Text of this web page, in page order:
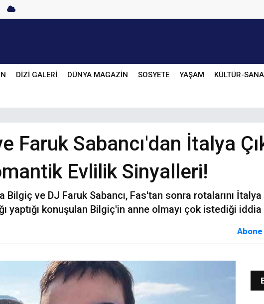
DİZİ GALERİ DÜNYA MAGAZİN SOSYETE YAŞAM KÜLTÜR-
Faruk Sabancı'dan İtalya
Evlilik Sinyalleri!
Bilgiç ve DJ Faruk Sabancı, Fas'tan sonra rotalarını
yaptığı konuşulan Bilgiç'in anne olmayı çok istediği
Abone